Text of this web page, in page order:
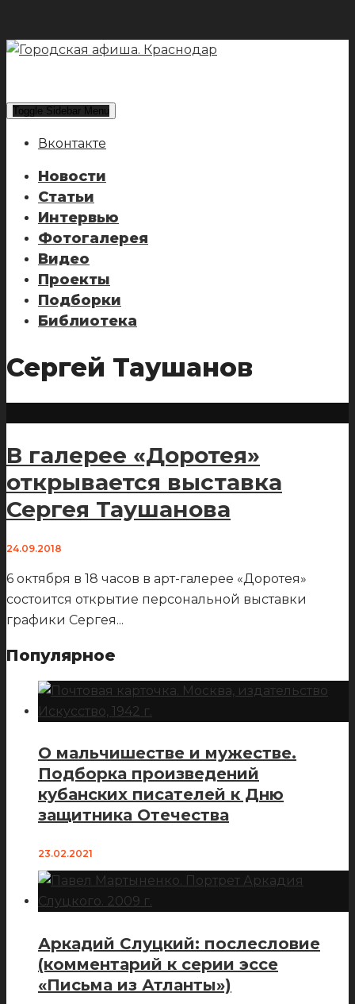
Toggle Sidebar Menu
Вконтакте
Новости
Статьи
Интервью
Фотогалерея
Видео
Проекты
Подборки
Библиотека
Сергей Таушанов
В галерее «Доротея»
открывается выставка
Сергея Таушанова
24.09.2018
6 октября в 18 часов в арт-галерее «Доротея»
состоится открытие персональной выставки
графики Сергея...
Популярное
О мальчишестве и мужестве.
Подборка произведений
кубанских писателей к Дню
защитника Отечества
23.02.2021
Аркадий Слуцкий: послесловие
(комментарий к серии эссе
«Письма из Атланты»)